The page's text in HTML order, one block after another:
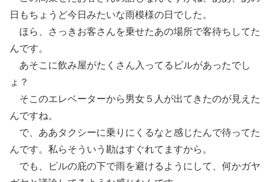
日もちょうど今日みたいな雨模様の日でした。
ほら、さっきお客さんを乗せたあの場所で客待ちしてた
んです。
あそこに飲み屋がたくさん入ってるビルがあったでし
ょ？
そこのエレベーターから男女５人が出てきたのが見えた
んですね。
で、ああタクシーに乗りにくるなと感じたんで待ってた
んです。私らそういう勘はすぐれてますから。
でも、ビルの庇の下で雨を避けるようにして、何かガヤ